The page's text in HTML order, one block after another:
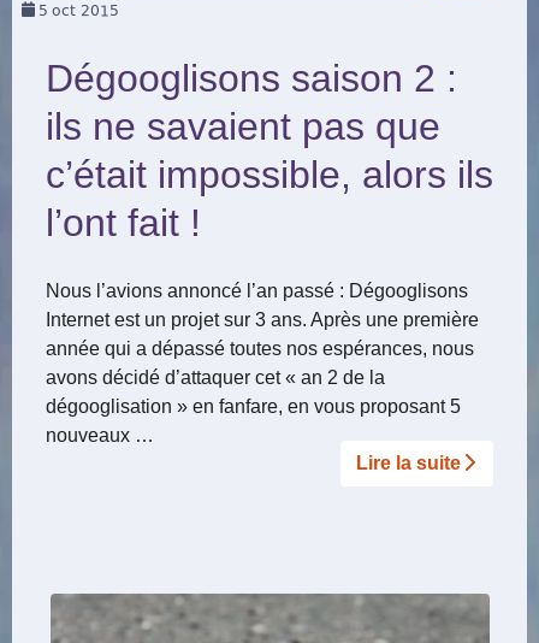
5 oct 2015
Dégooglisons saison 2 :
ils ne savaient pas que
c’était impossible, alors ils
l’ont fait !
Nous l’avions annoncé l’an passé : Dégooglisons
Internet est un projet sur 3 ans. Après une première
année qui a dépassé toutes nos espérances, nous
avons décidé d’attaquer cet « an 2 de la
dégooglisation » en fanfare, en vous proposant 5
nouveaux …
Lire la suite­­